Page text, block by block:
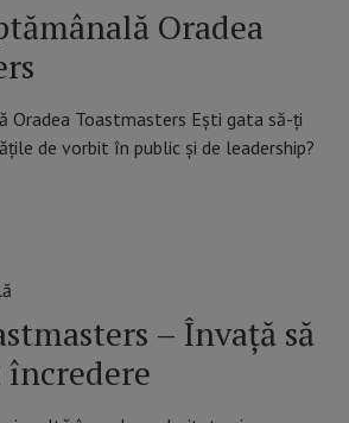
Oradea
Oradea Toastmasters Ești gata să-ți
de vorbit în public și de leadership?
– Învață să